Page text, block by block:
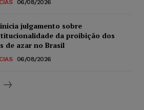
06/08/2026
julgamento sobre
da proibição dos
de azar no Brasil
06/08/2026